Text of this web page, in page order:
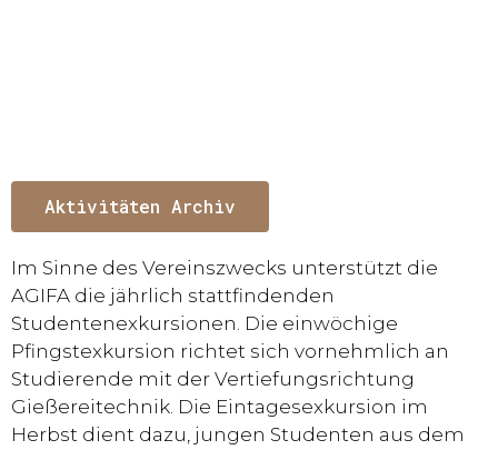
Aktivitäten Archiv
Im Sinne des Vereinszwecks unterstützt die
AGIFA die jährlich stattfindenden
Studentenexkursionen. Die einwöchige
Pfingstexkursion richtet sich vornehmlich an
Studierende mit der Vertiefungsrichtung
Gießereitechnik. Die Eintagesexkursion im
Herbst dient dazu, jungen Studenten aus dem